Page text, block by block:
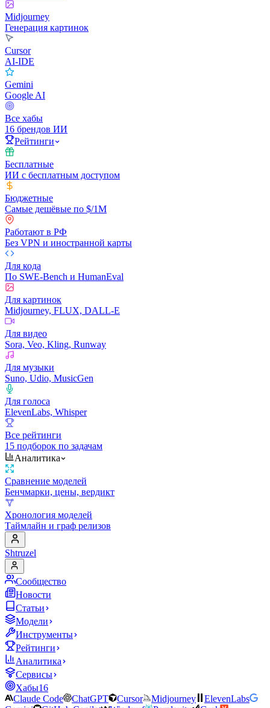
Midjourney
Генерация картинок
Cursor
AI-IDE
Gemini
Google AI
Все хабы
16 брендов ИИ
Рейтинги
Бесплатные
ИИ с бесплатным доступом
Бюджетные
Самые дешёвые по $/1M
Работают в РФ
Без VPN и иностранной карты
Для кода
По SWE-Bench и HumanEval
Для картинок
Midjourney, FLUX, DALL-E
Для видео
Sora, Veo, Kling, Runway
Для музыки
Suno, Udio, MusicGen
Для голоса
ElevenLabs, Whisper
Все рейтинги
15 подборок по задачам
Аналитика
Сравнение моделей
Бенчмарки, цены, вердикт
Хронология моделей
Таймлайн и граф релизов
Shtruzel
Сообщество
Новости
Статьи
Модели
Инструменты
Рейтинги
Аналитика
Сервисы
Хабы16
Claude Code
ChatGPT Cursor Midjourney
ElevenLabs